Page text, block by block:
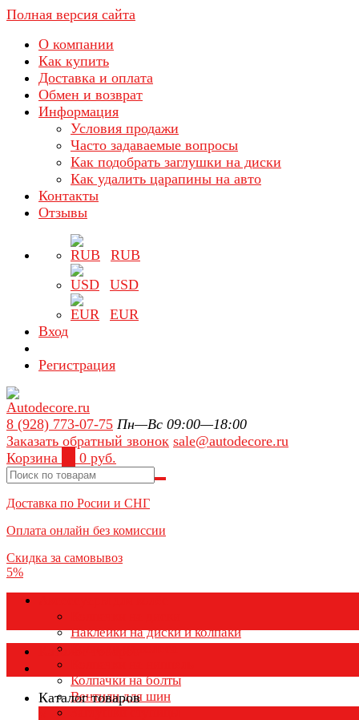
Полная версия сайта
О компании
Как купить
Доставка и оплата
Обмен и возврат
Информация
Условия продажи
Часто задаваемые вопросы
Как подобрать заглушки на диски
Как удалить царапины на авто
Контакты
Отзывы
RUB
USD
EUR
Вход
Регистрация
8 (928) 773-07-75 Пн—Вс 09:00—18:00
Заказать обратный звонок sale@autodecore.ru
Корзина
0 руб.
Доставка по Росии и СНГ
Оплата онлайн без комиссии
Скидка за самовывоз
5%
Наклейки на диски и колпаки
Колпаки на колеса
Колпачки на болты
Вентили для шин
Каталог товаров
Каталог товаров